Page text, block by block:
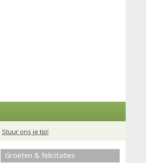
Stuur ons je tip!
Groeten & felicitaties